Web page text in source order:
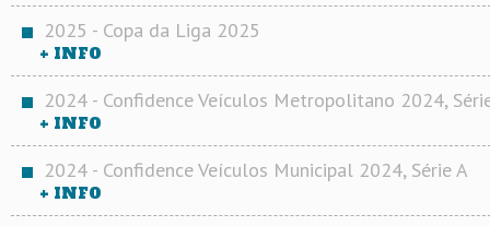
2025 - Copa da Liga 2025
+ INFO
2024 - Confidence Veículos Metropolitano 2024,
+ INFO
2024 - Confidence Veículos Municipal 2024, Série A
+ INFO